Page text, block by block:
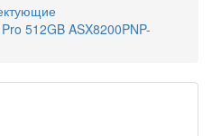
512GB ASX8200PNP-